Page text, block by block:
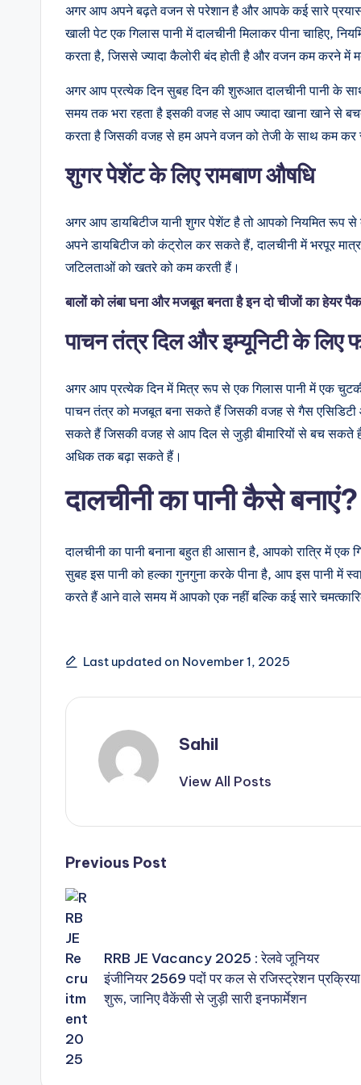
अगर आप अपने बढ़ते वजन से परेशान है और आपके कई सारे
खाली पेट एक गिलास पानी में दालचीनी मिलाकर पीना चाहिए,
करता है, जिससे ज्यादा कैलोरी बंद होती है और वजन कम करने में
अगर आप प्रत्येक दिन सुबह दिन की शुरुआत दालचीनी पानी के
समय तक भरा रहता है इसकी वजह से आप ज्यादा खाना खाने से
करता है जिसकी वजह से हम अपने वजन को तेजी के साथ कम
शुगर पेशेंट के लिए रामबाण औषधि
अगर आप डायबिटीज यानी शुगर पेशेंट है तो आपको नियमित रूप
अपने डायबिटीज को कंट्रोल कर सकते हैं, दालचीनी में भरपूर
जटिलताओं को खतरे को कम करती हैं।
बालों को लंबा घना और मजबूत बनता है इन दो चीजों का हेयर पैक,
पाचन तंत्र दिल और इम्यूनिटी के लिए
अगर आप प्रत्येक दिन में मित्र रूप से एक गिलास पानी में एक
पाचन तंत्र को मजबूत बना सकते हैं जिसकी वजह से गैस
सकते हैं जिसकी वजह से आप दिल से जुड़ी बीमारियों से बच सकते
अधिक तक बढ़ा सकते हैं।
दालचीनी का पानी कैसे बनाएं?
दालचीनी का पानी बनाना बहुत ही आसान है, आपको रात्रि में
सुबह इस पानी को हल्का गुनगुना करके पीना है, आप इस पानी में
करते हैं आने वाले समय में आपको एक नहीं बल्कि कई सारे
Last updated on November 1, 2025
Sahil
View All Posts
Post
navigation
Previous Post
RRB JE Vacancy 2025 : रेलवे जूनियर
इंजीनियर 2569 पदों पर कल से रजिस्ट्रेशन प्रक्रिया
शुरू, जानिए वैकेंसी से जुड़ी सारी इनफार्मेशन